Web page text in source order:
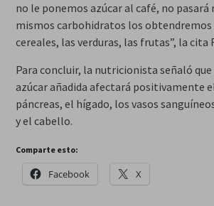
no le ponemos azúcar al café, no pasará
mismos carbohidratos los obtendremos
cereales, las verduras, las frutas”, la cita
Para concluir, la nutricionista señaló
azúcar añadida afectará positivamente
páncreas, el hígado, los vasos
y el cabello.
Comparte esto:
Facebook X